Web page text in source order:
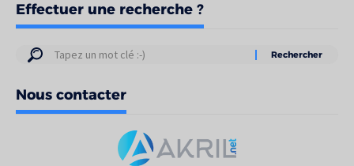
Effectuer une recherche ?
Résultats
votre
recherche
Nous contacter